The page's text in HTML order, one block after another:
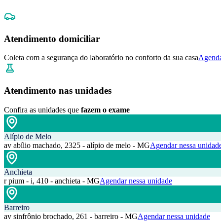
Atendimento domiciliar
Coleta com a segurança do laboratório no conforto da sua casa
Atendimento nas unidades
Confira as unidades que fazem o exame
Alípio de Melo
av abílio machado, 2325 - alípio de melo - MGAgendar nessa
Anchieta
r pium - i, 410 - anchieta - MGAgendar nessa unidade
Barreiro
av sinfrônio brochado, 261 - barreiro - MGAgendar nessa unidade